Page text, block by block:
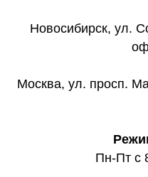
Новосибирск, ул.
Москва, ул. ​просп.
Пн-Пт с